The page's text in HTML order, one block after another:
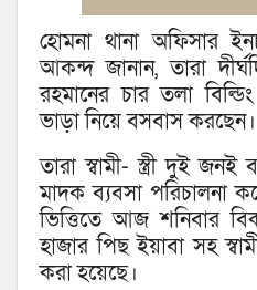
হোমনা থানা অফিসার
আকন্দ জানান, তারা
রহমানের চার তলা
ভাড়া নিয়ে বসবাস করছেন।
তারা স্বামী- স্ত্রী দুই
মাদক ব্যবসা পরিচালনা
ভিত্তিতে আজ শনিবার
হাজার পিছ ইয়াবা সহ
করা হয়েছে।